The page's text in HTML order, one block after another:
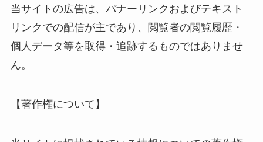
当サイトの広告は、バナーリンクおよびテキスト
リンクでの配信が主であり、閲覧者の閲覧履歴・
個人データ等を取得・追跡するものではありませ
ん。
【著作権について】